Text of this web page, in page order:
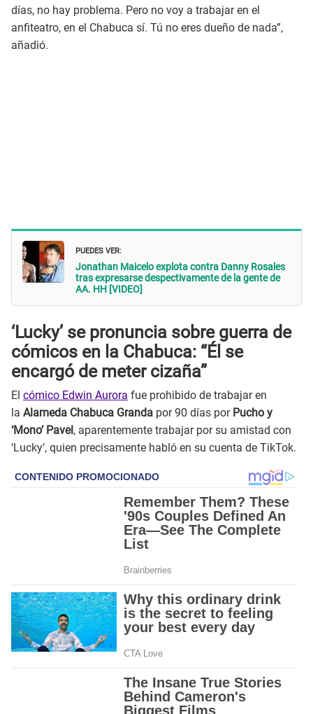
días, no hay problema. Pero no voy a trabajar en el
anfiteatro, en el Chabuca sí. Tú no eres dueño de nada”,
añadió.
PUEDES VER:
Jonathan Maicelo explota contra Danny Rosales
tras expresarse despectivamente de la gente de
AA. HH [VIDEO]
‘Lucky’ se pronuncia sobre guerra de
cómicos en la Chabuca: “Él se
encargó de meter cizaña”
El cómico Edwin Aurora fue prohibido de trabajar en
la Alameda Chabuca Granda por 90 días porPucho y
‘Mono’ Pavel , aparentemente trabajar por su amistad con
‘Lucky’, quien precisamente habló en su cuenta de TikTok.